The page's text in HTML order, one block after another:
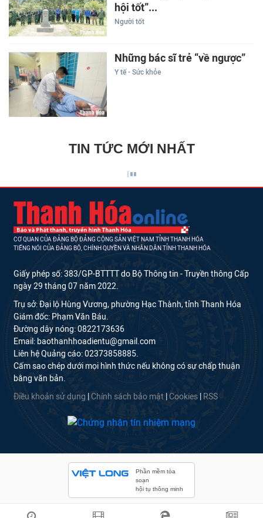
hội tốt”...
Người tốt
Những bác sĩ trẻ “về ngược”
Y tế - Sức khỏe
TIN TỨC MỚI NHẤT
CƠ QUAN CỦA ĐẢNG BỘ ĐẢNG CỘNG SẢN VIỆT NAM TỈNH THANH HÓA
TIẾNG NÓI CỦA ĐẢNG BỘ, CHÍNH QUYỀN VÀ NHÂN DÂN TỈNH THANH HÓA
Giấy phép số: 383/GP-BTTTT do Bộ Thông tin - Truyền thông Cấp
ngày 29 tháng 07 năm 2022.
Trụ sở: Đại lộ Hùng Vương, phường Hạc Thành, tỉnh Thanh Hóa
Giám đốc: Phạm Văn Báu.
Đường dây nóng: 0822173636
Email: baothanhhoadientu@gmail.com
Liên hệ Quảng cáo: 02373858885.
Cấm sao chép dưới mọi hình thức nếu không có sự chấp thuận
bằng văn bản.
Điều khoản sử dụng Chính sách bảo mật Cookies RSS
Phần mềm tòa
soạn
hội tụ thông minh